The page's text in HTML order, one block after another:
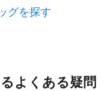
グを探す
よくある疑問